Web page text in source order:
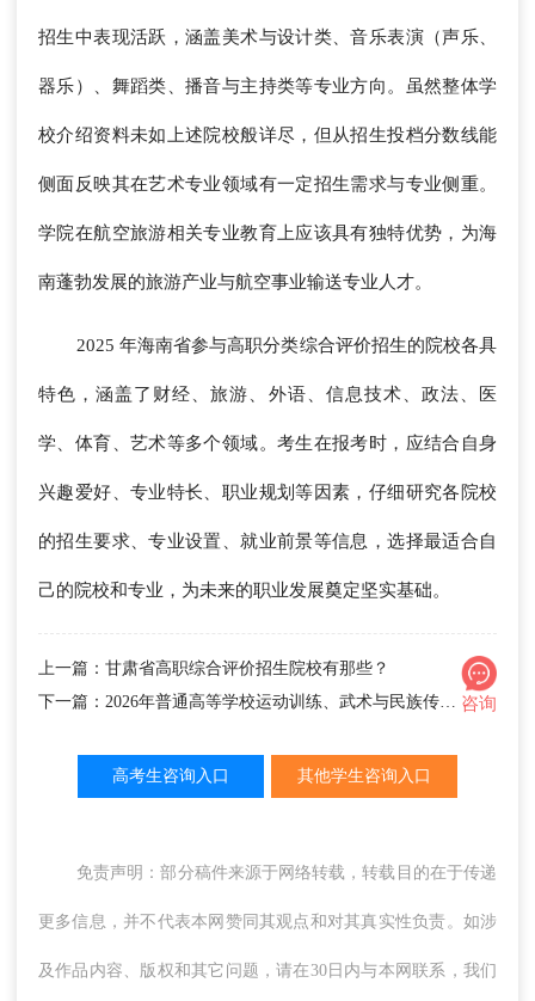
招生中表现活跃，涵盖美术与设计类、音乐表演（声乐、
器乐）、舞蹈类、播音与主持类等专业方向。虽然整体学
校介绍资料未如上述院校般详尽，但从招生投档分数线能
侧面反映其在艺术专业领域有一定招生需求与专业侧重。
学院在航空旅游相关专业教育上应该具有独特优势，为海
南蓬勃发展的旅游产业与航空事业输送专业人才。
2025 年海南省参与高职分类综合评价招生的院校各具
特色，涵盖了财经、旅游、外语、信息技术、政法、医
学、体育、艺术等多个领域。考生在报考时，应结合自身
兴趣爱好、专业特长、职业规划等因素，仔细研究各院校
的招生要求、专业设置、就业前景等信息，选择最适合自
己的院校和专业，为未来的职业发展奠定坚实基础。
上一篇：甘肃省高职综合评价招生院校有那些？
下一篇：2026年普通高等学校运动训练、武术与民族传统体育专业招生院校 咨询
高考生咨询入口 其他学生咨询入口
免责声明：部分稿件来源于网络转载，转载目的在于传递
更多信息，并不代表本网赞同其观点和对其真实性负责。如涉
及作品内容、版权和其它问题，请在30日内与本网联系，我们